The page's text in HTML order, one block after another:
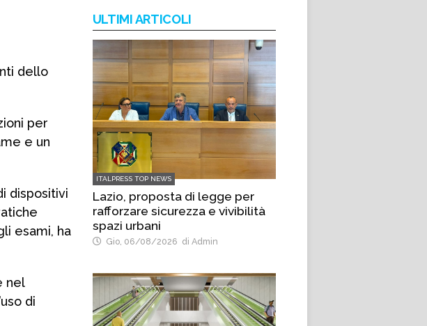
dello
per
e un
dispositivi
esami, ha
nel
di
ULTIMI ARTICOLI
ITALPRESS TOP NEWS
Lazio, proposta di legge per
rafforzare sicurezza e vivibilità
spazi urbani
Gio, 06/08/2026 di Admin